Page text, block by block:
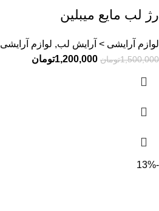
رژ لب مایع میبلین
لوازم آرایشی > آرایش لب, لوازم آرایشی
1,500,000تومان 1,200,000تومان
-13%